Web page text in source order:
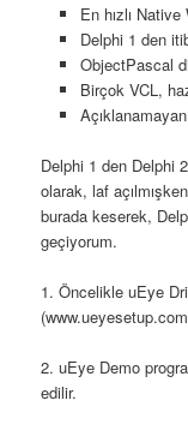
En hızlı
Delphi 1 den
ObjectPascal
Birçok VCL,
Delphi 1 den Delphi
olarak, laf
burada keserek,
geçiyorum.
1. Öncelikle uEye
2. uEye Demo
edilir.